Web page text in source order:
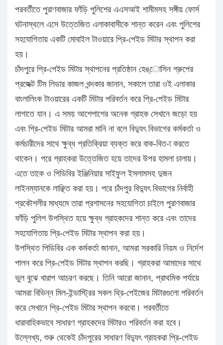
পরবর্তীতে পুরাণবাজার ফাঁড়ি পুলিশের এএসআই শামীমসহ সঙ্গীয় ফোর্স
ঘটনাস্থলে এসে উত্তেজিত এলাকাবাসীকে শান্ত করেন এবং পুলিশের
সহযোগিতায় একটি মোবাইল টাওয়ারে প্রি-পেইড মিটার স্থাপন করা
হয়।
চাঁদপুরে প্রি-পেইড মিটার স্থাপনের প্রতিষ্ঠান হেঙ্ােসিন গ্রুপের
প্রজেক্ট টিম লিডার কাজল খন্দকার জানান, সকালে তারা ওই এলাকার
বাংলালিংক টাওয়ারের একটি মিটার পরিবর্তন করে প্রি-পেইড মিটার
লাগাতে যান। এ সময় আশেপাশের অনেক গ্রাহক সেখানে জড়ো হয়
এবং প্রি-পেইড মিটার আমরা মানি না বলে বিদ্যুৎ বিভাগের কর্মকর্তা ও
কর্মচারীদের সাথে ক্ষুব্ধ প্রতিক্রিয়া ব্যক্ত করে বাক-বিত-া করতে
থাকেন। পরে গ্রাহকরা উত্তেজিত হয়ে তাদের উপর হামলা চালায়।
এতে তাকে ও পিডিবির ইঞ্জিনিয়ার সাইফুল ইসলামসহ দুজন
লাইনম্যানকে লাঞ্ছিত করা হয়। পরে চাঁদপুর বিদ্যুৎ বিভাগের নির্বাহী
প্রকৌশলীর মাধ্যমে তারা প্রশাসনের সহযোগিতা চাইলে পুরাণবাজার
ফাঁড়ি পুলিশ উপস্থিত হয়ে ক্ষুব্ধ গ্রাহকদের শান্ত করে এবং তাদের
সহযোগিতায় প্রি-পেইড মিটার স্থাপন করা হয়।
উপস্থিত পিডিবির এক কর্মকর্তা জানান, আমরা সরকারি নিয়ম ও নির্দেশ
পালন করে প্রি-পেইড মিটার স্থাপন করছি। গ্রাহকরা আমাদের সাথে
ভুল বুঝে খারাপ আচরণ করছে। তিনি আরো জানান, প্রাথমিক পর্যায়ে
আমরা বিভিন্ন মিল-ইন্ডাস্ট্রির সকল থ্রি-পেইজের মিটারগুলো পরিবর্তন
করে সেখানে প্রি-পেইড মিটার স্থাপন করবো। পরবর্তীতে
ধারাবাহিকভাবে সাধারণ গ্রাহকদের মিটারও পরিবর্তন করা হবে।
উল্লেখ্য, শুরু থেকেই চাঁদপুরের সাধারণ বিদ্যুৎ গ্রাহকরা প্রি-পেইড